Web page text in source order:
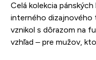
Celá kolekcia
interného dizajnového
vznikol s dôrazom na
vzhľad – pre mužov,